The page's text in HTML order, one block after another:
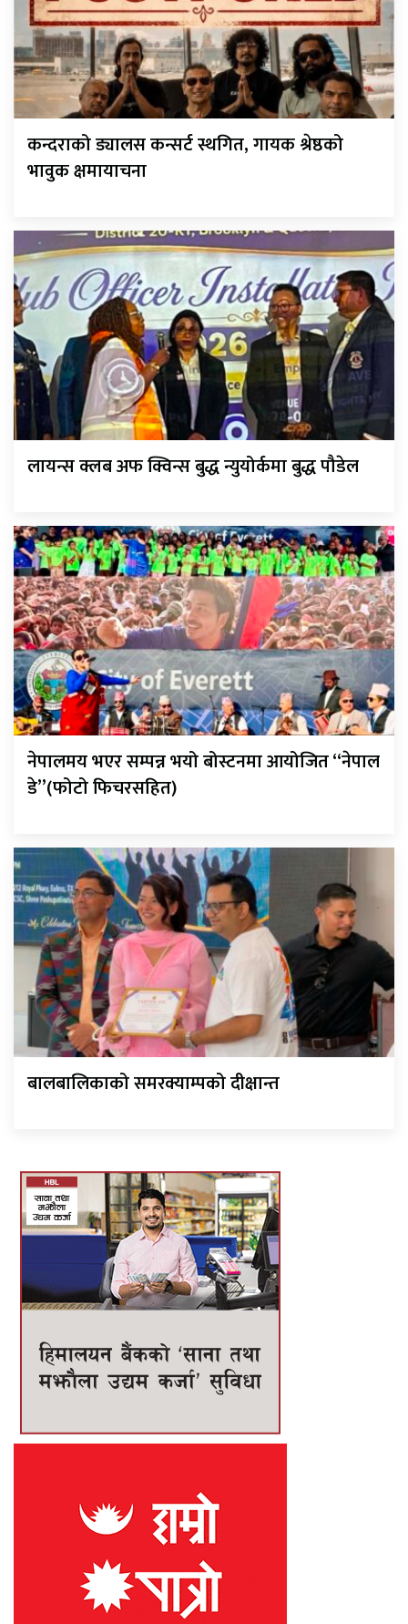
कन्दराको ड्यालस कन्सर्ट स्थगित, गायक श्रेष्ठको
भावुक क्षमायाचना
लायन्स क्लब अफ क्विन्स बुद्ध न्युयोर्कमा बुद्ध पौडेल
नेपालमय भएर सम्पन्न भयो बोस्टनमा आयोजित “नेपाल
डे”(फोटो फिचरसहित)
बालबालिकाको समरक्याम्पको दीक्षान्त